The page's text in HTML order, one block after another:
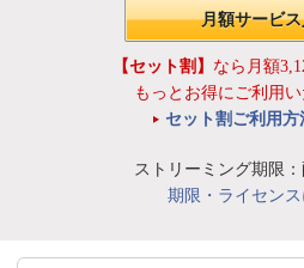
月額サービ
【セット割】 なら月額
もっとお得にご利用い
セット割ご利用方
ストリーミング期限
期限・ライセン